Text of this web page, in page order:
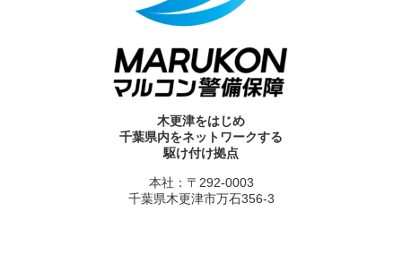
木更津をはじめ
千葉県内をネットワークする
駆け付け拠点
本社：〒292-0003
千葉県木更津市万石356-3